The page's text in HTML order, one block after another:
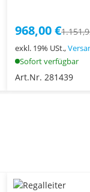
968,00 €
exkl. 19% USt.,
Sofort verfügbar
Art.Nr. 281439